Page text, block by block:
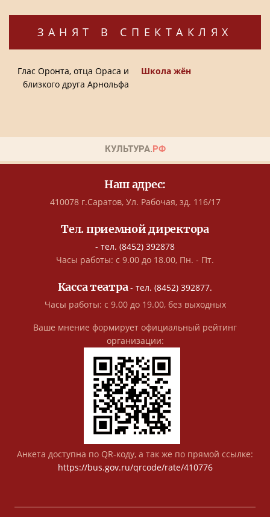
ЗАНЯТ В СПЕКТАКЛЯХ
Глас Оронта, отца Ораса и
близкого друга Арнольфа
Школа жён
Наш адрес:
410078 г.Саратов, Ул. Рабочая, зд. 116/17
Тел. приемной директора
- тел. (8452) 392878
Часы работы: с 9.00 до 18.00, Пн. - Пт.
Касса театра- тел. (8452) 392877.
Часы работы: с 9.00 до 19.00, без выходных
Ваше мнение формирует официальный рейтинг
организации:
Анкета доступна по QR-коду, а так же по прямой ссылке:
https://bus.gov.ru/qrcode/rate/410776